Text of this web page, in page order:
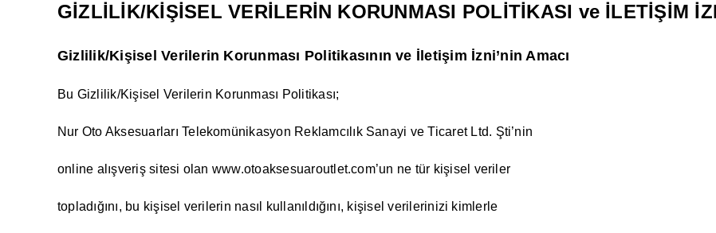
GİZLİLİK/KİŞİSEL VERİLERİN KORUNMASI POLİTİKASI ve İLETİŞİM
Gizlilik/Kişisel Verilerin Korunması Politikasının ve İletişim İzni’nin Amacı
Bu Gizlilik/Kişisel Verilerin Korunması Politikası;
Nur Oto Aksesuarları Telekomünikasyon Reklamcılık Sanayi ve Ticaret Ltd. Şti’nin
online alışveriş sitesi olan www.otoaksesuaroutlet.com’un ne tür kişisel veriler
topladığını, bu kişisel verilerin nasıl kullanıldığını, kişisel verilerinizi kimlerle